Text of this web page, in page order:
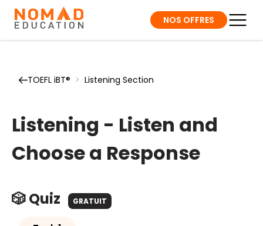
NOS OFFRES
TOEFL iBT® > Listening Section
Listening - Listen and
Choose a Response
🎲 Quiz GRATUIT